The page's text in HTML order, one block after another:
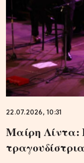
22.07.2026, 10:31
Μαίρη Λίντα: